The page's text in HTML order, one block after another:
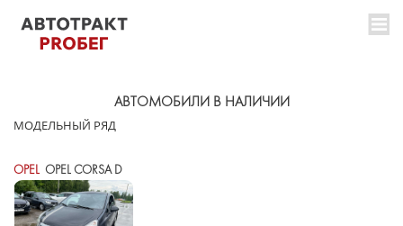
АВТОМОБИЛИ В НАЛИЧИИ
МОДЕЛЬНЫЙ РЯД
OPEL OPEL CORSA D